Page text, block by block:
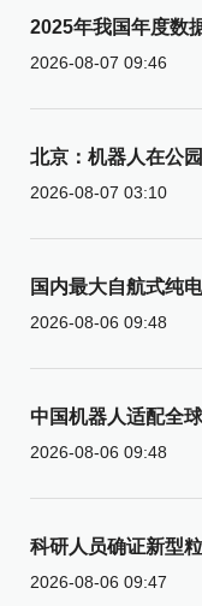
2025年我国年度数
2026-08-07 09:46
北京：机器人在公
2026-08-07 03:10
国内最大自航式纯
2026-08-06 09:48
中国机器人适配全
2026-08-06 09:48
科研人员确证新型
2026-08-06 09:47